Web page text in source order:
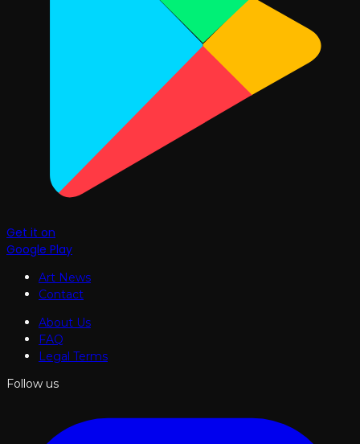
Get it on
Google Play
Art News
Contact
About Us
FAQ
Legal Terms
Follow us